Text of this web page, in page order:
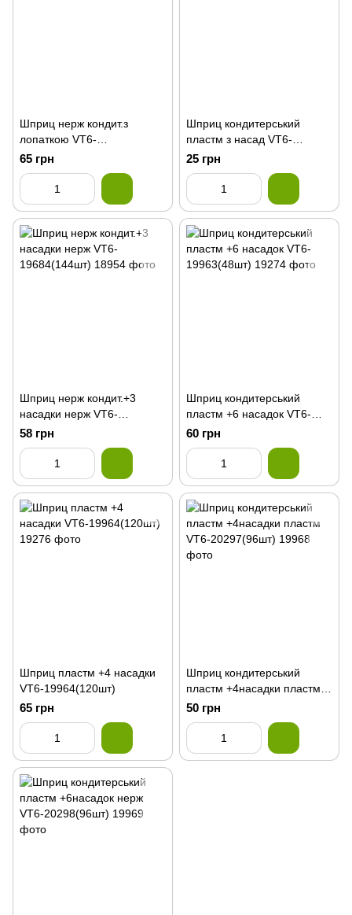
Шприц нерж кондит.з
лопаткою VT6-
14749(144шт)
65 грн
Шприц кондитерський
пластм з насад VT6-
14713(144)
25 грн
Шприц нерж кондит.+3
насадки нерж VT6-
19684(144шт)
58 грн
Шприц кондитерський
пластм +6 насадок VT6-
19963(48шт)
60 грн
Шприц пластм +4 насадки
VT6-19964(120шт)
65 грн
Шприц кондитерський
пластм +4насадки пластм
VT6-20297(96шт)
50 грн